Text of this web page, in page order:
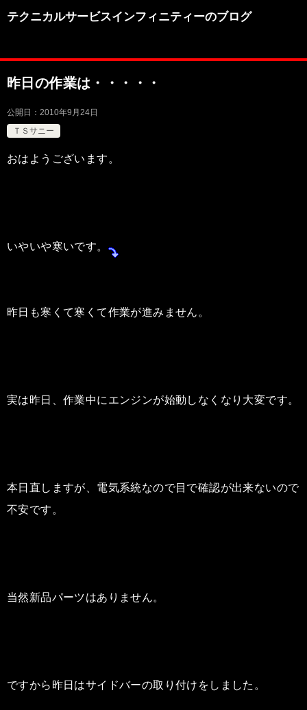
テクニカルサービスインフィニティーのブログ
昨日の作業は・・・・・
公開日： 2010年9月24日
ＴＳサニー
おはようございます。
いやいや寒いです。
昨日も寒くて寒くて作業が進みません。
実は昨日、作業中にエンジンが始動しなくなり大変です。
本日直しますが、電気系統なので目で確認が出来ないので
不安です。
当然新品パーツはありません。
ですから昨日はサイドバーの取り付けをしました。